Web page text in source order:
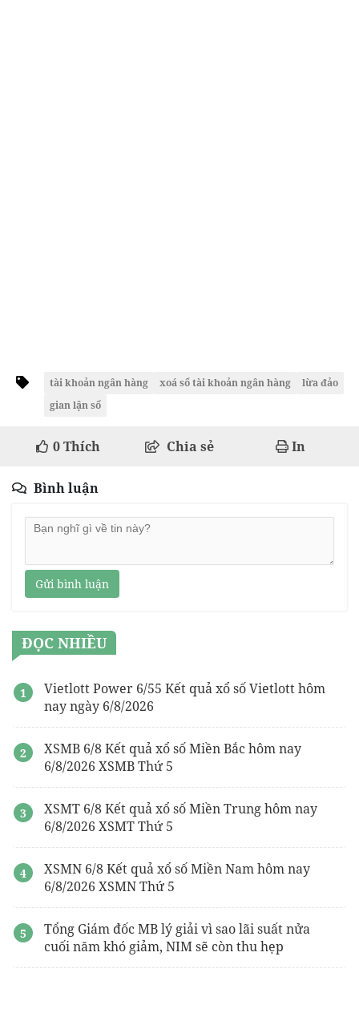
tài khoản ngân hàng xoá sổ tài khoản ngân hàng
lừa đảo
gian lận số
0Thích Chia sẻ In
Bình luận
Gửi bình luận
ĐỌC NHIỀU
Vietlott Power 6/55 Kết quả xổ số Vietlott hôm
nay ngày 6/8/2026
XSMB 6/8 Kết quả xổ số Miền Bắc hôm nay
6/8/2026 XSMB Thứ 5
XSMT 6/8 Kết quả xổ số Miền Trung hôm nay
6/8/2026 XSMT Thứ 5
XSMN 6/8 Kết quả xổ số Miền Nam hôm nay
6/8/2026 XSMN Thứ 5
Tổng Giám đốc MB lý giải vì sao lãi suất nửa
cuối năm khó giảm, NIM sẽ còn thu hẹp